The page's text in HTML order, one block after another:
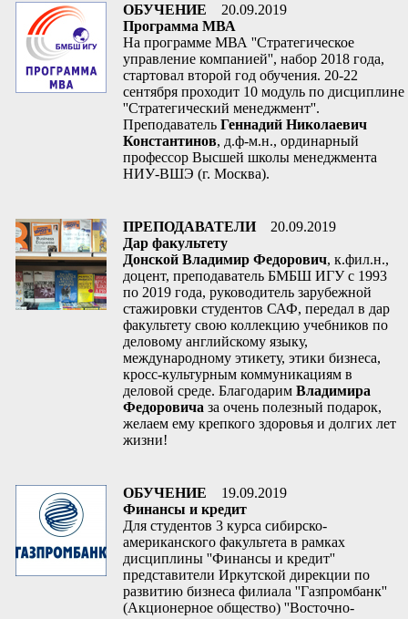
ОБУЧЕНИЕ
20.09.2019
Программа МВА
На программе МВА ''Стратегическое
управление компанией'', набор 2018 года,
стартовал второй год обучения. 20-22
сентября проходит 10 модуль по дисциплине
''Стратегический менеджмент''.
Преподаватель Геннадий Николаевич
Константинов, д.ф-м.н., ординарный
профессор Высшей школы менеджмента
НИУ-ВШЭ (г. Москва).
ПРЕПОДАВАТЕЛИ
20.09.2019
Дар факультету
Донской Владимир Федорович, к.фил.н.,
доцент, преподаватель БМБШ ИГУ с 1993
по 2019 года, руководитель зарубежной
стажировки студентов САФ, передал в дар
факультету свою коллекцию учебников по
деловому английскому языку,
международному этикету, этики бизнеса,
кросс-культурным коммуникациям в
деловой среде. Благодарим Владимира
Федоровича за очень полезный подарок,
желаем ему крепкого здоровья и долгих лет
жизни!
ОБУЧЕНИЕ
19.09.2019
Финансы и кредит
Для студентов 3 курса сибирско-
американского факультета в рамках
дисциплины ''Финансы и кредит''
представители Иркутской дирекции по
развитию бизнеса филиала ''Газпромбанк''
(Акционерное общество) ''Восточно-